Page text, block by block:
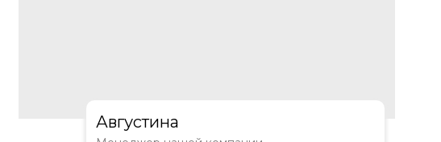
Августина